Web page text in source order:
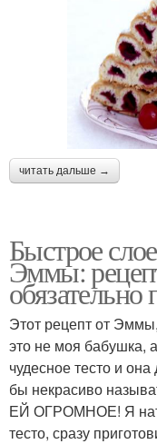
читать дальше →
Быстрое
Эммы:
обязательно
Этот рецепт от
это не моя бабушка,
чудесное тесто и
бы некрасиво
ЕЙ ОГРОМНОЕ! Я
тесто, сразу